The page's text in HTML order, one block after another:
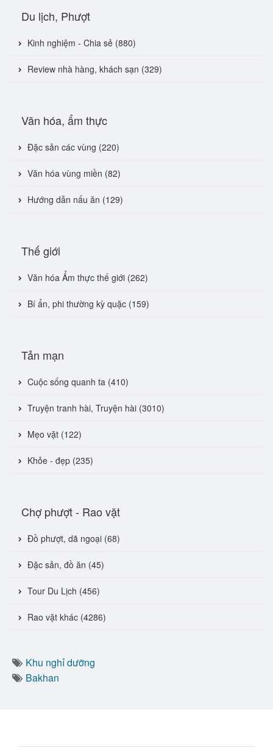
Du lịch, Phượt
Kinh nghiệm - Chia sẻ (880)
Review nhà hàng, khách sạn (329)
Văn hóa, ẩm thực
Đặc sản các vùng (220)
Văn hóa vùng miền (82)
Hướng dẫn nấu ăn (129)
Thế giới
Văn hóa Ẩm thực thế giới (262)
Bí ẩn, phi thường kỳ quặc (159)
Tản mạn
Cuộc sống quanh ta (410)
Truyện tranh hài, Truyện hài (3010)
Mẹo vặt (122)
Khỏe - đẹp (235)
Chợ phượt - Rao vặt
Đồ phượt, dã ngoại (68)
Đặc sản, đồ ăn (45)
Tour Du Lịch (456)
Rao vặt khác (4286)
Khu nghỉ dưỡng
Bakhan